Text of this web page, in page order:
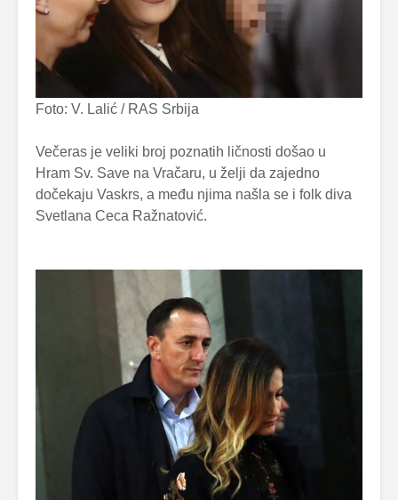
Foto: V. Lalić / RAS Srbija
Večeras je veliki broj poznatih ličnosti došao u
Hram Sv. Save na Vračaru, u želji da zajedno
dočekaju Vaskrs, a među njima našla se i folk diva
Svetlana Ceca Ražnatović.